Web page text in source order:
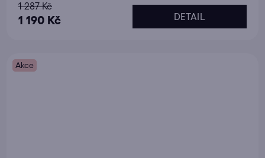
1 190 Kč
1 287 Kč
DETAIL
Akce